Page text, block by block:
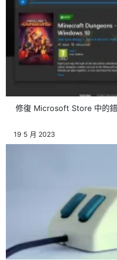
修復 Microsoft Store 中的
19 5 月 2023